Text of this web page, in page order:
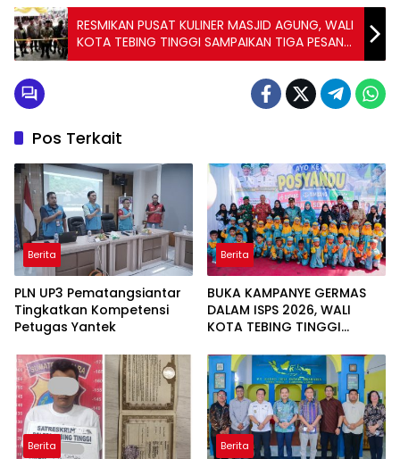
RESMIKAN PUSAT KULINER MASJID AGUNG, WALI
KOTA TEBING TINGGI SAMPAIKAN TIGA PESAN
UTAMA KEPADA PELAKU UMKM DAN
Pos Terkait
Berita
PLN UP3 Pematangsiantar
Tingkatkan Kompetensi
Petugas Yantek
Berita
BUKA KAMPANYE GERMAS
DALAM ISPS 2026, WALI
KOTA TEBING TINGGI
STUNTING
Berita Berita